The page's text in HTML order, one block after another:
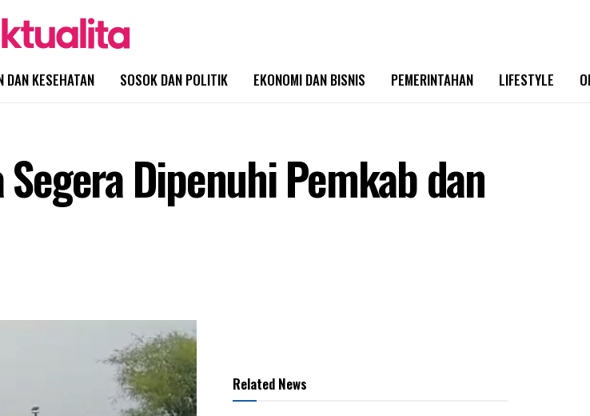
DAN KESEHATAN SOSOK DAN POLITIK EKONOMI DAN BISNIS PEMERINTAHAN LIFESTYLE
Dipenuhi Pemkab dan
Related News